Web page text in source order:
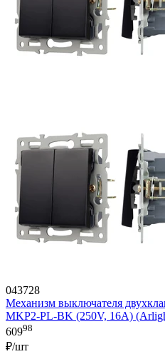
043728
Механизм выключателя
MKP2-PL-BK (250V, 16A)
60998
₽/шт